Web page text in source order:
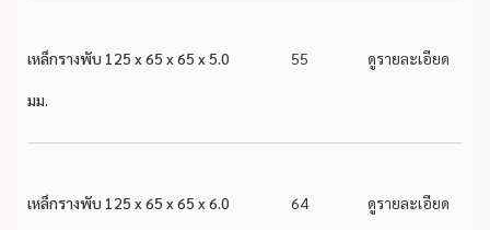
เหล็กรางพับ 125 x 65 x 65 x 5.0
มม.
55 ดูรายละเอียด
เหล็กรางพับ 125 x 65 x 65 x 6.0 64 ดูรายละเอียด